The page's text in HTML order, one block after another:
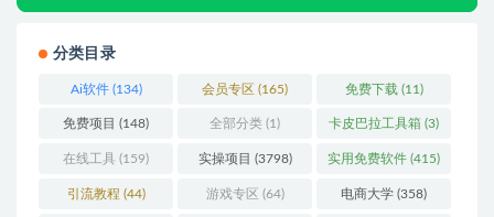
分类目录
Ai软件(134) 会员专区 (165) 免费下载 (11)
免费项目 (148) 全部分类 (1) 卡皮巴拉工具箱 (3)
在线工具 (159) 实操项目 (3798) 实用免费软件 (415)
引流教程 (44) 游戏专区 (64) 电商大学 (358)